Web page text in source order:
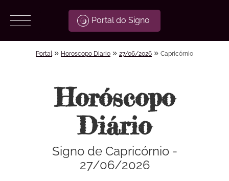
Portal do Signo
Portal » Horoscopo Diario » 27/06/2026 » Capricórnio
Horóscopo
Diário
Signo de Capricórnio -
27/06/2026